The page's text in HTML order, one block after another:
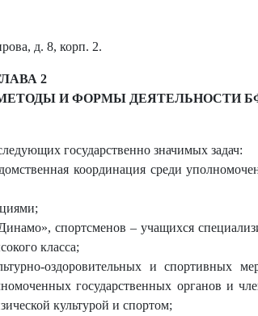
д. 8, корп. 2.
2
И ФОРМЫ ДЕЯТЕЛЬНОСТИ
государственно значимых задач:
координация среди
спортсменов – учащихся
класса;
оздоровительных и спортивных
государственных органов и
культурой и спортом;